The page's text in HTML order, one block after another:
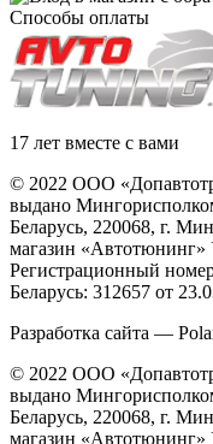
Способы оплаты
17 лет вместе с вами
© 2022 ООО
выдано
Беларусь, 220068, г.
магазин
Регистрационный
Беларусь: 312657 от
Разработка сайта —
© 2022 ООО
выдано
Беларусь, 220068, г.
магазин